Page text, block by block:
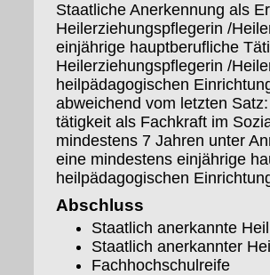
Staatliche Anerkennung als
Heilerziehungspflegerin /
einjährige hauptberufliche
Heilerziehungspflegerin /
heilpädagogischen
abweichend vom letzten
tätigkeit als Fachkraft im
mindestens 7 Jahren unter
eine mindestens einjährige
heilpädagogischen
Abschluss
Staatlich anerkannte
Staatlich anerkannter
Fachhochschulreife